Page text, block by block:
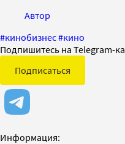
Автор
#кинобизнес#кино
Подпишитесь на Telegram-
Подписаться
Информация: